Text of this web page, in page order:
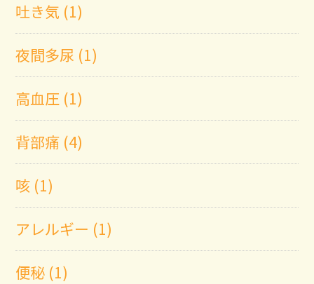
吐き気 (1)
夜間多尿 (1)
高血圧 (1)
背部痛 (4)
咳 (1)
アレルギー (1)
便秘 (1)